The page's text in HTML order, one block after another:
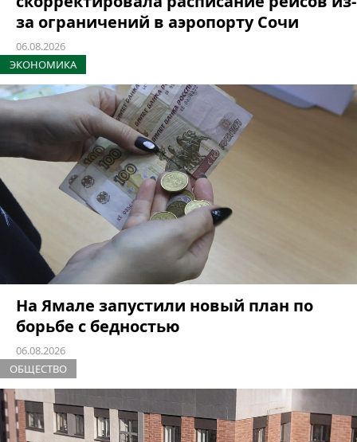
за ограничений в аэропорту Сочи
06.08.2026
ЭКОНОМИКА
На Ямале запустили новый план по
борьбе с бедностью
06.08.2026
ОБЩЕСТВО